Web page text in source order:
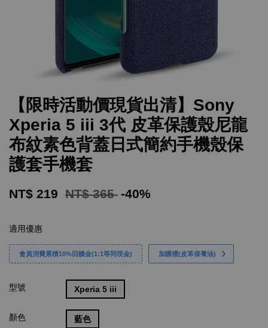
【限時活動價現貨出清】Sony
Xperia 5 iii 3代 皮革保護殼尼龍
布紋素色背蓋日式簡約手機殼保
護套手機套
NT$ 219 NT$ 365 -40%
適用優惠
會員消費累積10%回饋金(1:1等同現金) 加購禮(皮革保養油)
型號 Xperia 5 iii
顏色 藍色